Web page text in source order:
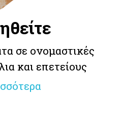
σε ονομαστικές
και επετείους